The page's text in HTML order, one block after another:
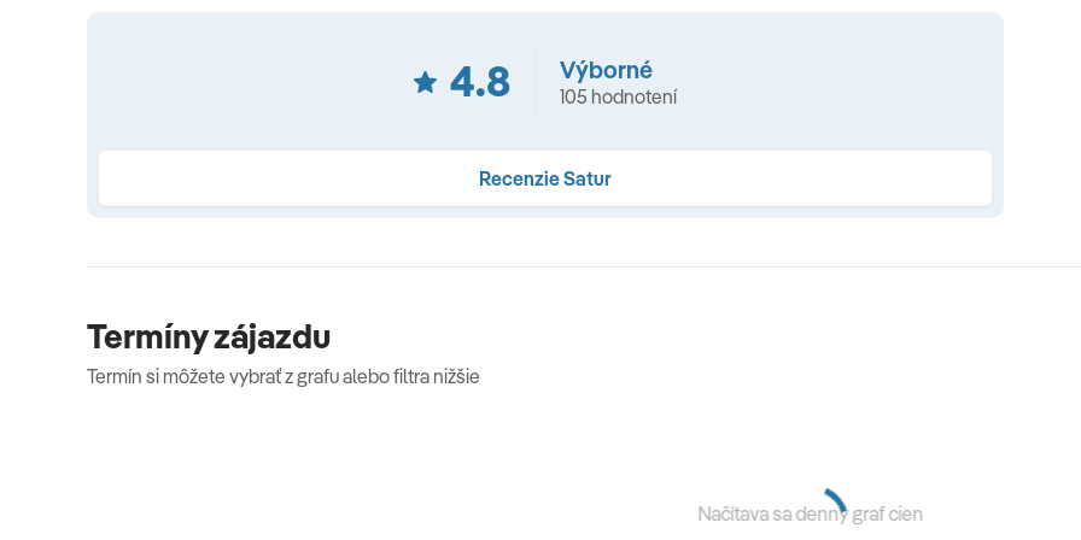
Doplatok za jednolôžkovú izbu. Vstupy. Pobytovú taxu. Cestovné poistenie.
Doprava
Lietadlo a počas pobytu mikrobus resp. autobus.
4.8 Výborné
105 hodnotení
Recenzie Satur
Termíny zájazdu
Termín si môžete vybrať z grafu alebo filtra nižšie
Načítava sa denný graf cien